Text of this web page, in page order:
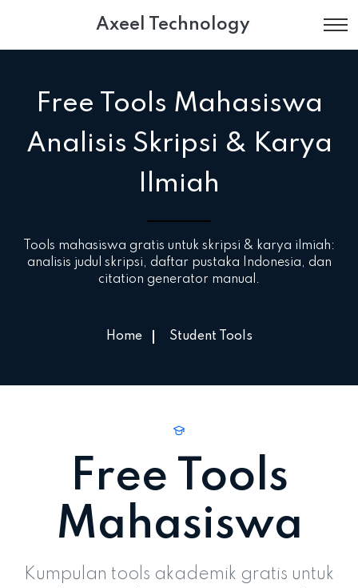
Axeel Technology
Free Tools Mahasiswa
Analisis Skripsi & Karya
Ilmiah
Tools mahasiswa gratis untuk skripsi & karya ilmiah:
analisis judul skripsi, daftar pustaka Indonesia, dan
citation generator manual.
Home Student Tools
Free Tools
Mahasiswa
Kumpulan tools akademik gratis untuk